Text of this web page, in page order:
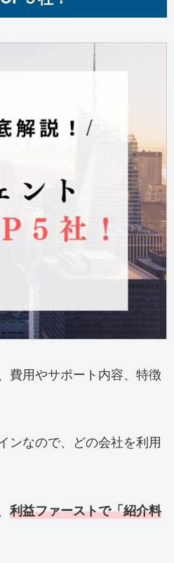
費用やサポート内容、特徴
ンなので、どの会社を利用
利益ファーストで「紹介料